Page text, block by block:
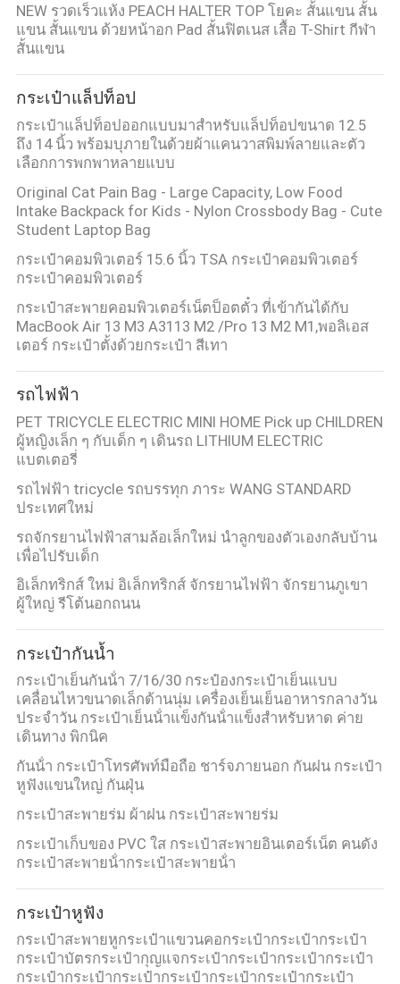
NEW รวดเร็วแห้ง PEACH HALTER TOP โยคะ สั้นแขน สั้น
แขน สั้นแขน ด้วยหน้าอก Pad สั้นฟิตเนส เสื้อ T-Shirt กีฬา
สั้นแขน
กระเป๋าแล็ปท็อป
กระเป๋าแล็ปท็อปออกแบบมาสำหรับแล็ปท็อปขนาด 12.5
ถึง 14 นิ้ว พร้อมบุภายในด้วยผ้าแคนวาสพิมพ์ลายและตัว
เลือกการพกพาหลายแบบ
Original Cat Pain Bag - Large Capacity, Low Food
Intake Backpack for Kids - Nylon Crossbody Bag - Cute
Student Laptop Bag
กระเป๋าคอมพิวเตอร์ 15.6 นิ้ว TSA กระเป๋าคอมพิวเตอร์
กระเป๋าคอมพิวเตอร์
กระเป๋าสะพายคอมพิวเตอร์เน็ตป็อตตั๋ว ที่เข้ากันได้กับ
MacBook Air 13 M3 A3113 M2 /Pro 13 M2 M1,พอลิเอส
เตอร์ กระเป๋าตั้งด้วยกระเป๋า สีเทา
รถไฟฟ้า
PET TRICYCLE ELECTRIC MINI HOME Pick up CHILDREN
ผู้หญิงเล็ก ๆ กับเด็ก ๆ เดินรถ LITHIUM ELECTRIC
แบตเตอรี่
รถไฟฟ้า tricycle รถบรรทุก ภาระ WANG STANDARD
ประเทศใหม่
รถจักรยานไฟฟ้าสามล้อเล็กใหม่ นําลูกของตัวเองกลับบ้าน
เพื่อไปรับเด็ก
อิเล็กทริกส์ ใหม่ อิเล็กทริกส์ จักรยานไฟฟ้า จักรยานภูเขา
ผู้ใหญ่ รีโต้นอกถนน
กระเป๋ากันน้ำ
กระเป๋าเย็นกันน้ํา 7/16/30 กระป๋องกระเป๋าเย็นแบบ
เคลื่อนไหวขนาดเล็กด้านนุ่ม เครื่องเย็นเย็นอาหารกลางวัน
ประจําวัน กระเป๋าเย็นน้ําแข็งกันน้ําแข็งสําหรับหาด ค่าย
เดินทาง พิกนิค
กันน้ํา กระเป๋าโทรศัพท์มือถือ ชาร์จภายนอก กันฝน กระเป๋า
หูฟังแขนใหญ่ กันฝุ่น
กระเป๋าสะพายร่ม ผ้าฝน กระเป๋าสะพายร่ม
กระเป๋าเก็บของ PVC ใส กระเป๋าสะพายอินเตอร์เน็ต คนดัง
กระเป๋าสะพายน้ํากระเป๋าสะพายน้ํา
กระเป๋าหูฟัง
กระเป๋าสะพายหูกระเป๋าแขวนคอกระเป๋ากระเป๋ากระเป๋า
กระเป๋าบัตรกระเป๋ากุญแจกระเป๋ากระเป๋ากระเป๋ากระเป๋า
กระเป๋ากระเป๋ากระเป๋ากระเป๋ากระเป๋ากระเป๋ากระเป๋า